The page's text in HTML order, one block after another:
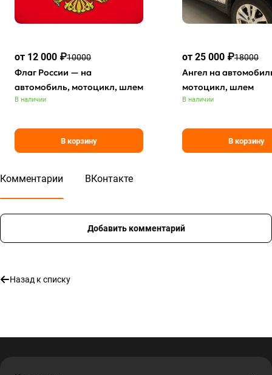
от 12 000 ₽10000
Флаг России — на
автомобиль, мотоцикл, шлем
В наличии
В корзину
от 25 000 ₽18000
Ангел на
мотоцикл, шлем
В наличии
В корзину
Комментарии ВКонтакте
Добавить комментарий
Назад к списку